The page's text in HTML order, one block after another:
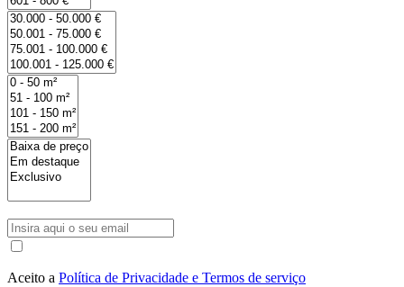
Aceito a Política de Privacidade e Termos de serviço